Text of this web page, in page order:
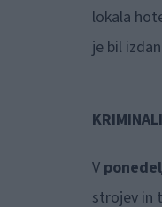
lokala
je bil
V
strojev in